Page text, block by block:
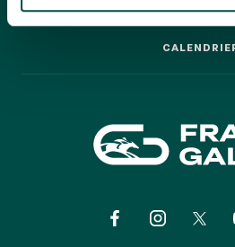
JEUXDI BY PARISLONGCHAMP
TOUS NOS ÉVÉNEMENTS
LES COURSES